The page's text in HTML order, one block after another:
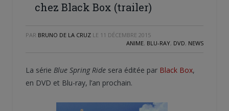
chez Black Box (trailer)
PAR BRUNO DE LA CRUZ LE 11 DÉCEMBRE 2015
ANIME, BLU-RAY, DVD, NEWS
La série Blue Spring Ride sera éditée par Black Box,
en DVD et Blu-ray, l’an prochain.